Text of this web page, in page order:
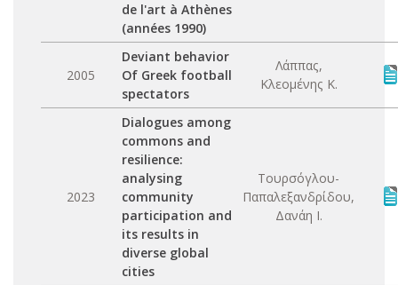
de l'art à Athènes
(années 1990)
2005
Deviant behavior
Of Greek football
spectators
Λάππας,
Κλεομένης Κ.
2023
Dialogues among
commons and
resilience:
analysing
community
participation and
its results in
diverse global
cities
Τουρσόγλου-
Παπαλεξανδρίδου,
Δανάη Ι.